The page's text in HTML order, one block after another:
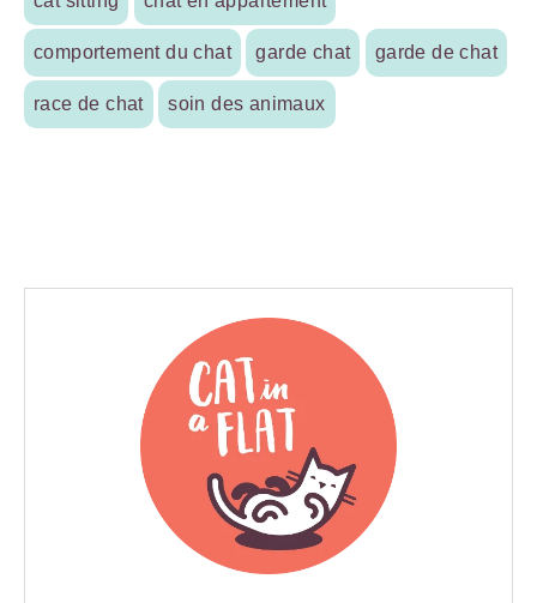
comportement du chat garde chat garde de chat
race de chat soin des animaux